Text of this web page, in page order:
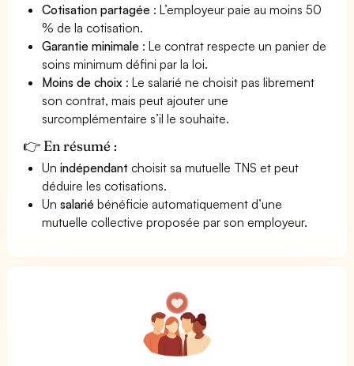
Cotisation partagée : L’employeur paie au moins 50
% de la cotisation.
Garantie minimale : Le contrat respecte un panier de
soins minimum défini par la loi.
Moins de choix : Le salarié ne choisit pas librement
son contrat, mais peut ajouter une
surcomplémentaire s’il le souhaite.
👉 En résumé :
Unindépendant choisit sa mutuelle TNS et peut
déduire les cotisations.
Unsalarié bénéficie automatiquement d’une
mutuelle collective proposée par son employeur.